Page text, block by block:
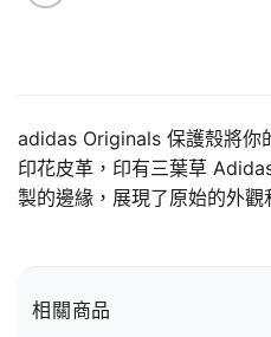
adidas Originals 保護殼將你
印花皮革，印有三葉草
製的邊緣，展現了原始的外觀
相關商品